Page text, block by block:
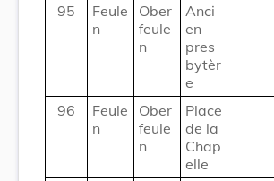
95
Feule
n
Ober
feule
n
Anci
en
pres
bytèr
e
96
Feule
n
Ober
feule
n
Place
de la
Chap
elle